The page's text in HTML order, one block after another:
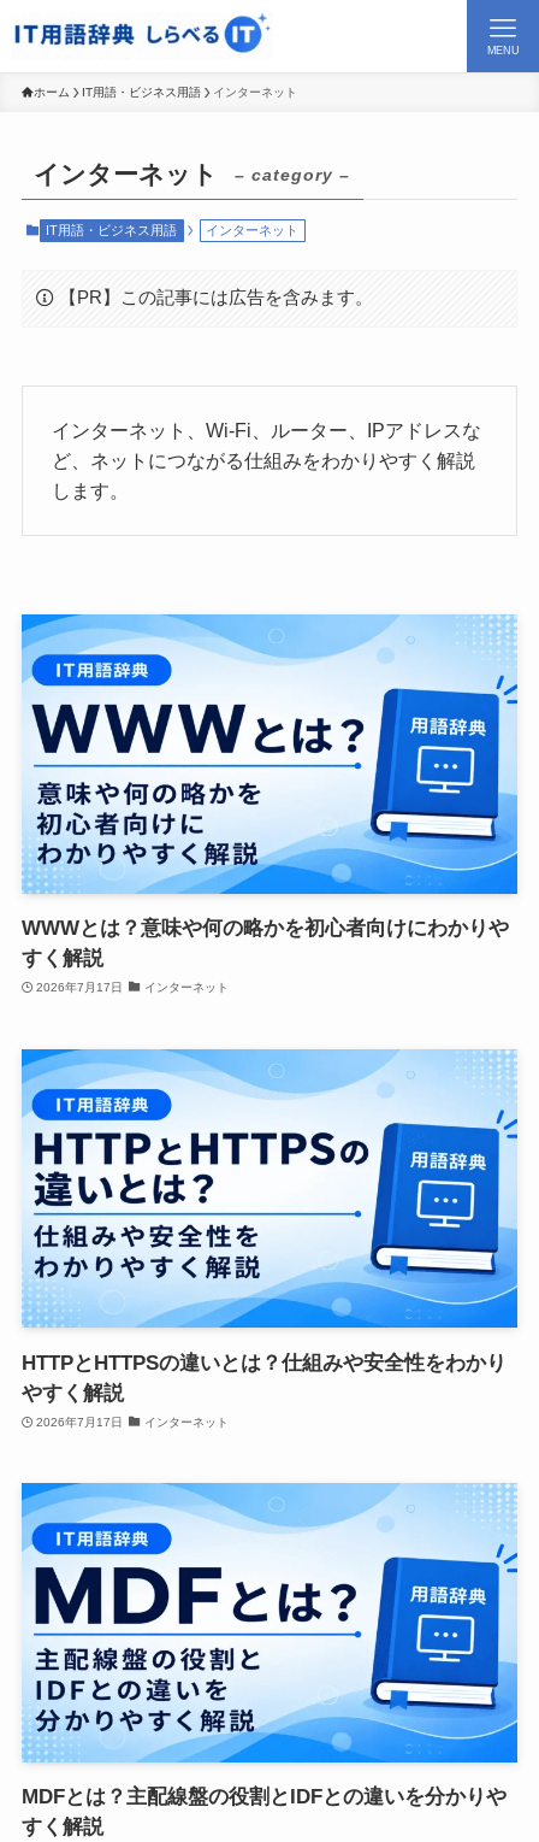
MENU
ホーム IT用語・ビジネス用語 インターネット
インターネット – category –
IT用語・ビジネス用語 インターネット
【PR】この記事には広告を含みます。
インターネット、Wi-Fi、ルーター、IPアドレスな
ど、ネットにつながる仕組みをわかりやすく解説
します。
WWWとは？意味や何の略かを初心者向けにわかりや
すく解説
2026年7月17日 インターネット
HTTPとHTTPSの違いとは？仕組みや安全性をわかり
やすく解説
2026年7月17日 インターネット
MDFとは？主配線盤の役割とIDFとの違いを分かりや
すく解説